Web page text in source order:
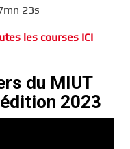
23s
les courses ICI
du MIUT
2023